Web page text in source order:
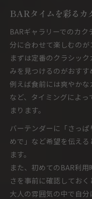
BARタイムを彩るカ
BARギャラリーでのカ
分に合わせて楽しむのが
まずは定番のクラシッ
みを見つけるのがおすす
例えば食前には爽やか
など、タイミングによ
まります。
バーテンダーに「さっ
めで」など希望を伝え
ます。
また、初めてのBAR利
さを事前に確認しておく
大人の雰囲気の中で自